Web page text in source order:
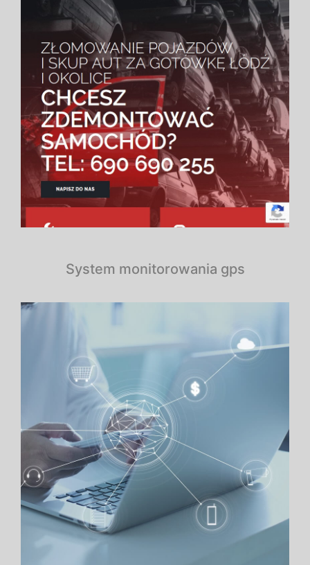
System monitorowania gps